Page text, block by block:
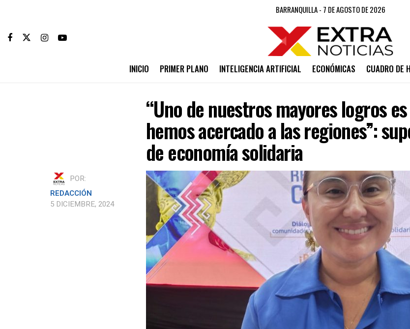
BARRANQUILLA - 7 DE AGOSTO DE 2026
INICIO PRIMER PLANO INTELIGENCIA ARTIFICIAL ECONÓMICAS CUADRO DE
“Uno de nuestros mayores logros
hemos acercado a las regiones”:
de economía solidaria
POR:
REDACCIÓN
5 DICIEMBRE, 2024